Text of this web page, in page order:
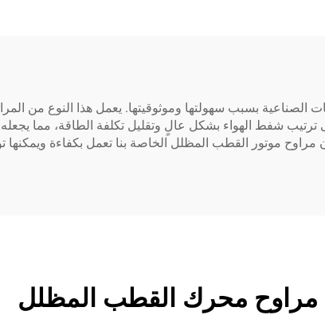
بسبب سهولتها وموثوقيتها. يعمل هذا النوع من
شفط الهواء بشكل عالٍ وتقليل تكلفة الطاقة، مما يجعله
مراوح محرك القطب المظلل